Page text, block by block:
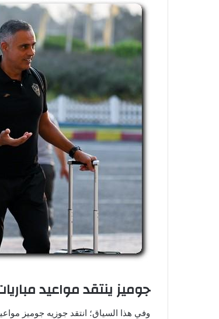
جوميز ينتقد مواعيد
وفي هذا السياق؛ انتقد جوزيه جوميز